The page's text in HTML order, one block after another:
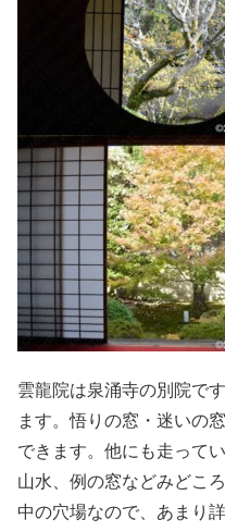
雲龍院は泉涌寺の別院で
ます。悟りの窓・迷いの
できます。他にも走って
山水、例の窓などみどこ
中の穴場なので、あまり